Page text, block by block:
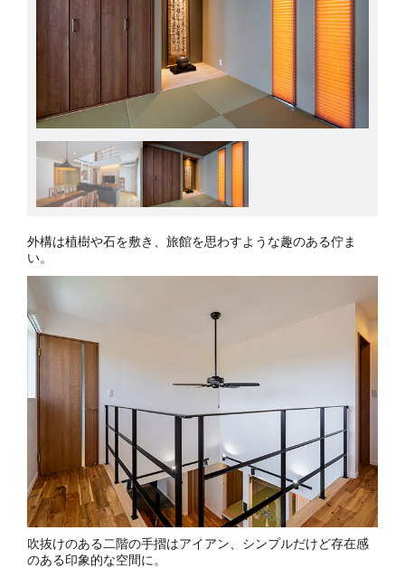
外構は植樹や石を敷き、旅館を思わすような趣のある佇ま
い。
吹抜けのある二階の手摺はアイアン、シンプルだけど存在感
のある印象的な空間に。